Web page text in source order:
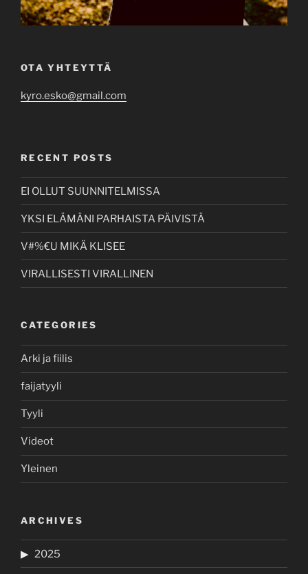
OTA YHTEYTTÄ
kyro.esko@gmail.com
RECENT POSTS
EI OLLUT SUUNNITELMISSA
YKSI ELÄMÄNI PARHAISTA PÄIVISTÄ
V#%€U MIKÄ KLISEE
VIRALLISESTI VIRALLINEN
CATEGORIES
Arki ja fiilis
faijatyyli
Tyyli
Videot
Yleinen
ARCHIVES
2025